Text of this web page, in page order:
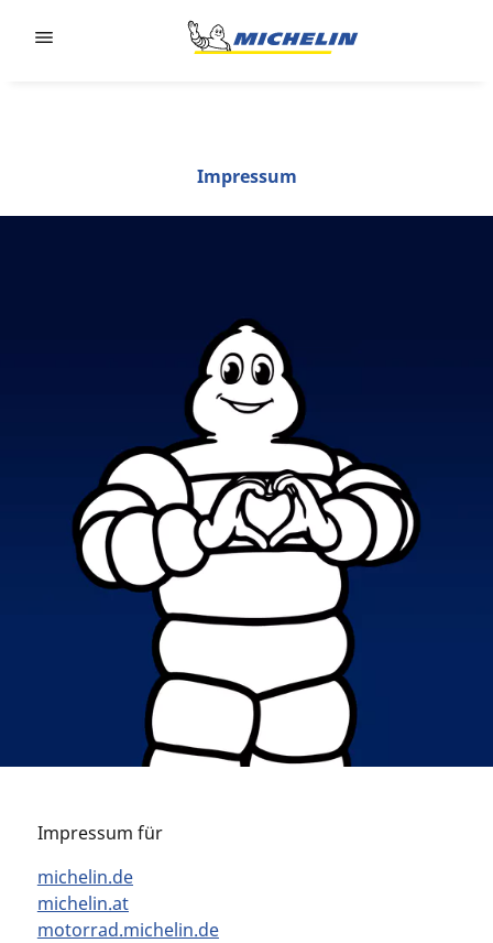
Impressum
Impressum für
michelin.de
michelin.at
motorrad.michelin.de